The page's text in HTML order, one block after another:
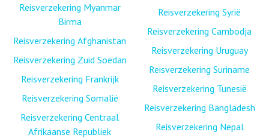
Reisverzekering Myanmar
Birma
Reisverzekering Afghanistan
Reisverzekering Zuid Soedan
Reisverzekering Frankrijk
Reisverzekering Somalië
Reisverzekering Centraal
Afrikaanse Republiek
Reisverzekering Syrië
Reisverzekering Cambodja
Reisverzekering Uruguay
Reisverzekering Suriname
Reisverzekering Tunesië
Reisverzekering Bangladesh
Reisverzekering Nepal